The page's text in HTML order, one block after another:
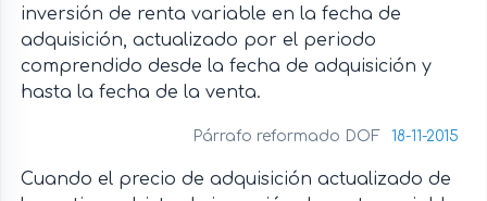
inversión de renta variable en la fecha de
adquisición, actualizado por el periodo
comprendido desde la fecha de adquisición y
hasta la fecha de la venta.
Párrafo reformado DOF 18-11-2015
Cuando el precio de adquisición actualizado de